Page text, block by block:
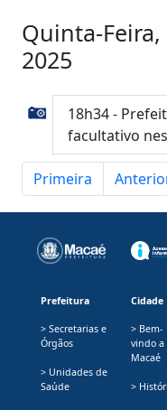
Quinta-
2025
18h34 -
facultativo
Primeira
Prefeitura
> Secretarias e
Órgãos
> Unidades de
Saúde
Cidade
> Bem-
vindo a
Macaé
>